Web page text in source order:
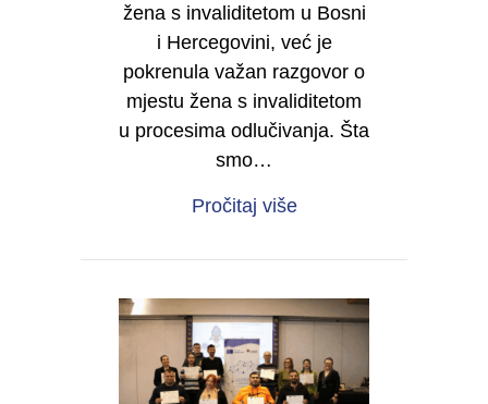
žena s invaliditetom u Bosni
i Hercegovini, već je
pokrenula važan razgovor o
mjestu žena s invaliditetom
u procesima odlučivanja. Šta
smo…
Pročitaj višeabout U TOKU JE